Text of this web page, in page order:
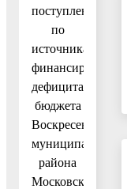
поступлений
по
источникам
финансирования
дефицита
бюджета
Воскресенского
муниципального
района
Московской